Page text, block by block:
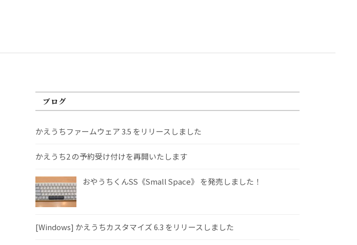
ブログ
かえうちファームウェア 3.5 をリリースしました
かえうち2 の予約受け付けを再開いたします
おやうちくんSS《Small Space》 を発売しました！
[Windows] かえうちカスタマイズ 6.3 をリリースしました